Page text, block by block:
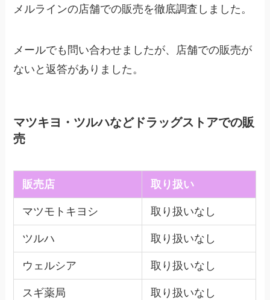
メルラインの店舗での販売を徹底調査しました。
メールでも問い合わせましたが、店舗での販売が
ないと返答がありました。
マツキヨ・ツルハなどドラッグストアでの販
売
販売店 取り扱い
マツモトキヨシ 取り扱いなし
ツルハ 取り扱いなし
ウェルシア 取り扱いなし
スギ薬局 取り扱いなし